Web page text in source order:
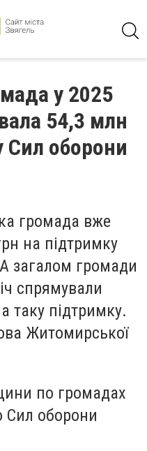
у 2025
54,3 млн
Сил оборони
громада вже
на підтримку
загалом громади
спрямували
таку підтримку.
Житомирської
по громадах
Сил оборони